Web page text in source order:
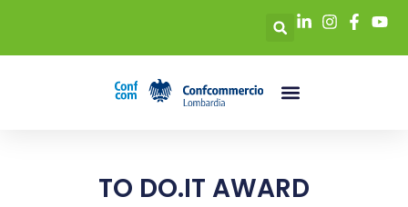
TO DO.IT AWARD